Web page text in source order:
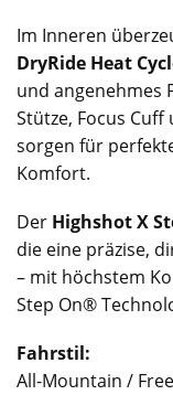
Im Inneren
DryRide Heat
und angenehmes
Stütze, Focus
sorgen für
Komfort.
Der Highshot X
die eine präzise,
– mit höchstem
Step On®
Fahrstil:
All-Mountain /